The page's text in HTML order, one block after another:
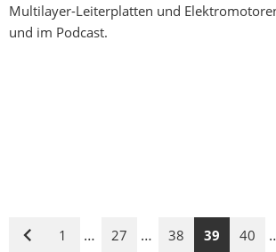
Multilayer-Leiterplatten und
und im Podcast.
Vorige
1 … 27 … 38 39 40